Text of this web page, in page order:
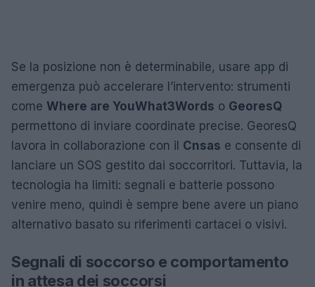
Se la posizione non è determinabile, usare app di
emergenza può accelerare l’intervento: strumenti
come Where are YouWhat3Words o GeoresQ
permettono di inviare coordinate precise. GeoresQ
lavora in collaborazione con il Cnsas e consente di
lanciare un SOS gestito dai soccorritori. Tuttavia, la
tecnologia ha limiti: segnali e batterie possono
venire meno, quindi è sempre bene avere un piano
alternativo basato su riferimenti cartacei o visivi.
Segnali di soccorso e comportamento
in attesa dei soccorsi